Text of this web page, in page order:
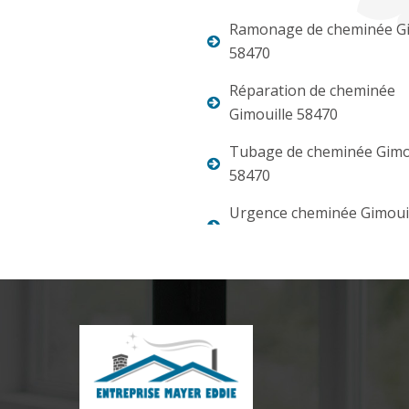
Ramonage de cheminée
58470
Réparation de cheminée
Gimouille 58470
Tubage de cheminée
58470
Urgence cheminée